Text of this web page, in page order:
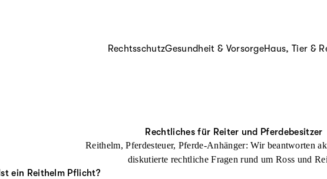
RechtsschutzGesundheit & VorsorgeHaus, Tier &
Rechtliches für Reiter und Pferdebesitzer
Reithelm, Pferdesteuer, Pferde-Anhänger: Wir beantworten
diskutierte rechtliche Fragen rund um Ross und
Ist ein Reithelm Pflicht?